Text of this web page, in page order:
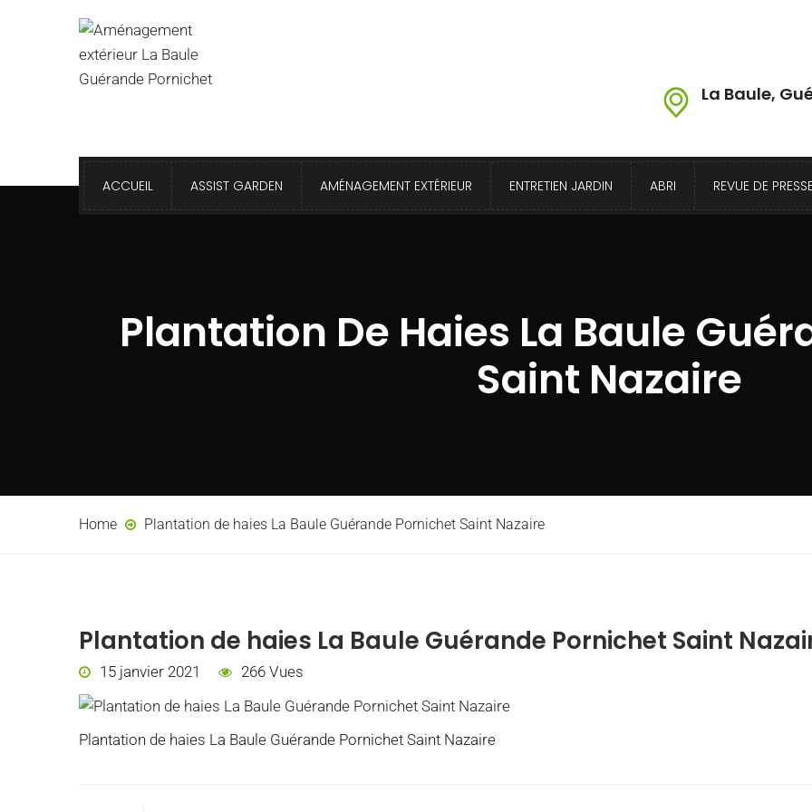
La Baule,
ACCUEIL ASSIST GARDEN AMÉNAGEMENT EXTÉRIEUR ENTRETIEN JARDIN ABRI REVUE DE
Plantation De Haies La Baule
Saint Nazaire
Home Plantation de haies La Baule Guérande Pornichet Saint Nazaire
Plantation de haies La Baule Guérande Pornichet Saint
15 janvier 2021 266 Vues
Plantation de haies La Baule Guérande Pornichet Saint Nazaire